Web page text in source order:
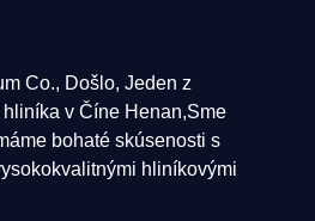
Co., Došlo, Jeden z
v Číne Henan,Sme
bohaté skúsenosti s
hliníkovými